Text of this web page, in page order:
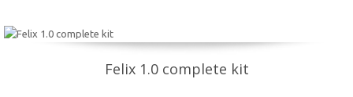
Felix 1.0 complete kit